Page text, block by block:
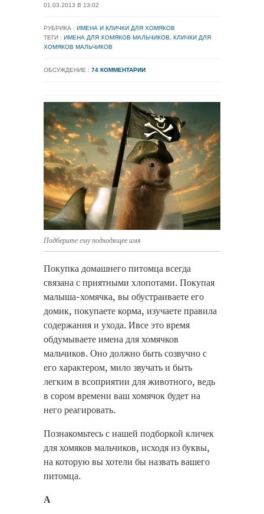
01.03.2013 В 13:02
РУБРИКА : ИМЕНА И КЛИЧКИ ДЛЯ ХОМЯКОВ
ТЕГИ : ИМЕНА ДЛЯ ХОМЯКОВ МАЛЬЧИКОВ
КЛИЧКИ ДЛЯ
ХОМЯКОВ МАЛЬЧИКОВ
ОБСУЖДЕНИЕ : 74 КОММЕНТАРИИ
Подберите ему подходящее имя
Покупка домашнего питомца всегда
связана с приятными хлопотами. Покупая
малыша-хомячка, вы обустраиваете его
домик, покупаете корма, изучаете правила
содержания и ухода. Ивсе это время
обдумываете имена для хомячков
мальчиков. Оно должно быть созвучно с
его характером, мило звучать и быть
легким в всоприятии для животного, ведь
в сором времени ваш хомячок будет на
него реагировать.
Познакомьтесь с нашей подборкой кличек
для хомяков мальчиков, исходя из буквы,
на которую вы хотели бы назвать вашего
питомца.
А